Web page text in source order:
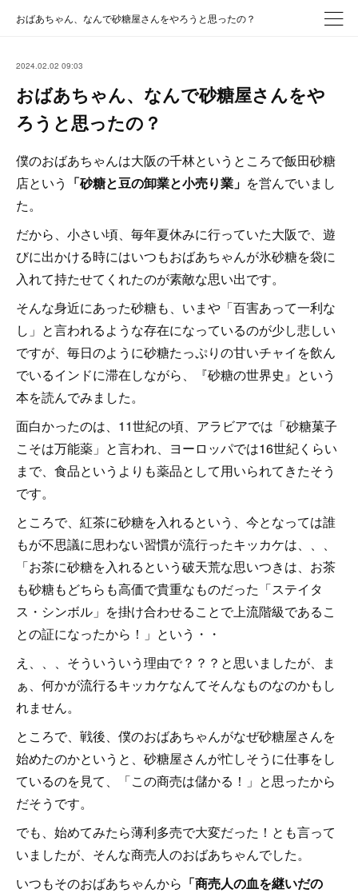
おばあちゃん、なんで砂糖屋さんをやろうと思ったの？
2024.02.02 09:03
おばあちゃん、なんで砂糖屋さんをや
ろうと思ったの？
僕のおばあちゃんは大阪の千林というところで飯田砂糖
店という 「砂糖と豆の卸業と小売り業」 を営んでいまし
た。
だから、小さい頃、毎年夏休みに行っていた大阪で、遊
びに出かける時にはいつもおばあちゃんが氷砂糖を袋に
入れて持たせてくれたのが素敵な思い出です。
そんな身近にあった砂糖も、いまや「百害あって一利な
し」と言われるような存在になっているのが少し悲しい
ですが、毎日のように砂糖たっぷりの甘いチャイを飲ん
でいるインドに滞在しながら、『砂糖の世界史』という
本を読んでみました。
面白かったのは、11世紀の頃、アラビアでは「砂糖菓子
こそは万能薬」と言われ、ヨーロッパでは16世紀くらい
まで、食品というよりも薬品として用いられてきたそう
です。
ところで、紅茶に砂糖を入れるという、今となっては誰
もが不思議に思わない習慣が流行ったキッカケは、、、
「お茶に砂糖を入れるという破天荒な思いつきは、お茶
も砂糖もどちらも高価で貴重なものだった「ステイタ
ス・シンボル」を掛け合わせることで上流階級であるこ
との証になったから！」という・・
え、、、そういういう理由で？？？と思いましたが、ま
ぁ、何かが流行るキッカケなんてそんなものなのかもし
れません。
ところで、戦後、僕のおばあちゃんがなぜ砂糖屋さんを
始めたのかというと、砂糖屋さんが忙しそうに仕事をし
ているのを見て、「この商売は儲かる！」と思ったから
だそうです。
でも、始めてみたら薄利多売で大変だった！とも言って
いましたが、そんな商売人のおばあちゃんでした。
いつもそのおばあちゃんから 「商売人の血を継いだの